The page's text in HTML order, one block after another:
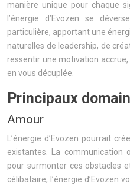
manière unique pour chaque
l’énergie d’Evozen se
particulière, apportant une
naturelles de leadership, de
ressentir une motivation
en vous décuplée.
Principaux
Amour
L’énergie d’Evozen pourrait
existantes. La communication
pour surmonter ces obstacles
célibataire, l’énergie d’Evozen